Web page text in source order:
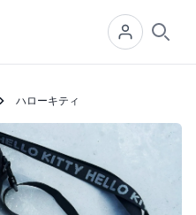
ハローキティ